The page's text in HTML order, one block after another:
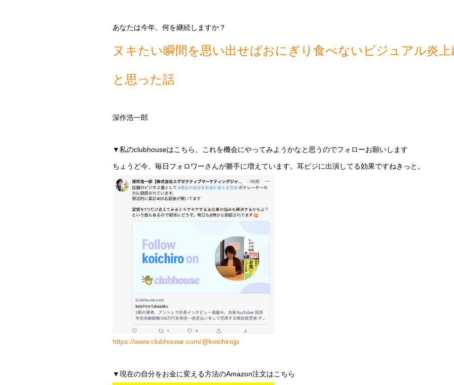
あなたは今年、何を継続しますか？
ヌキたい瞬間を思い出せばおにぎり食べないビジュアル炎
と思った話
深作浩一郎
▼私のclubhouseはこちら、これを機会にやってみようかなと思うのでフォローお願いします
ちょうど今、毎日フォロワーさんが勝手に増えています。耳ビジに出演してる効果ですねきっと。
https://www.clubhouse.com/@koichirojp
▼現在の自分をお金に変える方法のAmazon注文はこちら